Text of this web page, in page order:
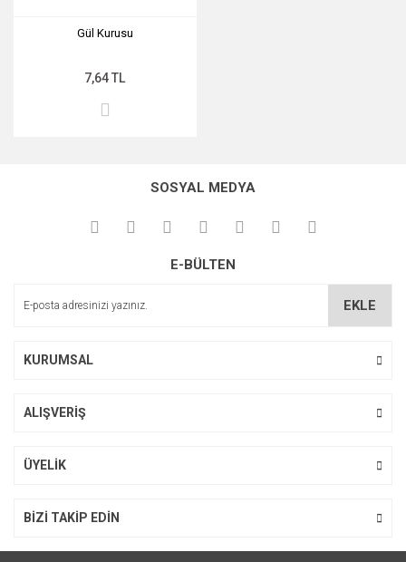
Gül Kurusu
7,64 TL
SOSYAL MEDYA
E-BÜLTEN
EKLE
KURUMSAL
ALIŞVERİŞ
ÜYELİK
BİZİ TAKİP EDİN